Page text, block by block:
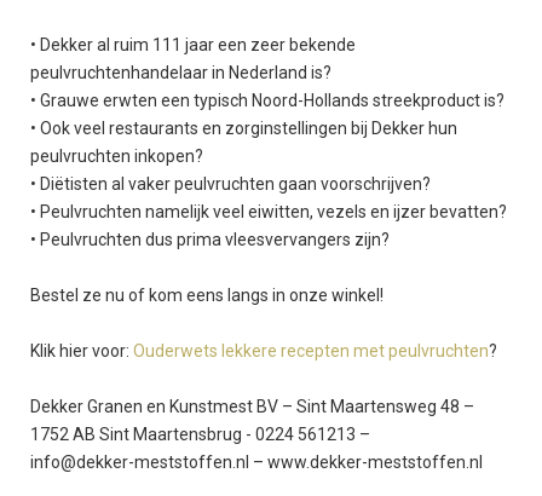
• Dekker al ruim 111 jaar een zeer bekende
peulvruchtenhandelaar in Nederland is?
• Grauwe erwten een typisch Noord-Hollands streekproduct is?
• Ook veel restaurants en zorginstellingen bij Dekker hun
peulvruchten inkopen?
• Diëtisten al vaker peulvruchten gaan voorschrijven?
• Peulvruchten namelijk veel eiwitten, vezels en ijzer bevatten?
• Peulvruchten dus prima vleesvervangers zijn?
Bestel ze nu of kom eens langs in onze winkel!
Klik hier voor: Ouderwets lekkere recepten met peulvruchten?
Dekker Granen en Kunstmest BV – Sint Maartensweg 48 –
1752 AB Sint Maartensbrug - 0224 561213 –
info@dekker-meststoffen.nl – www.dekker-meststoffen.nl